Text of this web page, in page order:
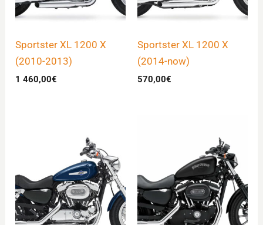
Sportster XL 1200 X
(2010-2013)
1 460,00€
Sportster XL 1200 X
(2014-now)
570,00€